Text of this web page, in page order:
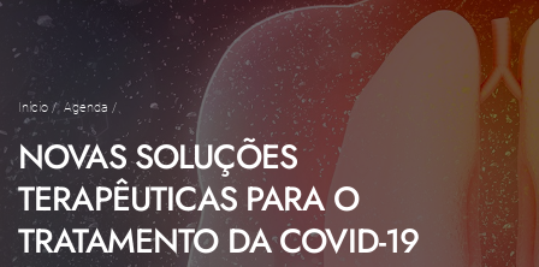
Início / Agenda /
NOVAS SOLUÇÕES
TERAPÊUTICAS PARA O
TRATAMENTO DA COVID-19